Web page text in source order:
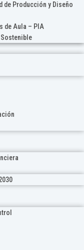
de Producción y Diseño
de Aula – PIA